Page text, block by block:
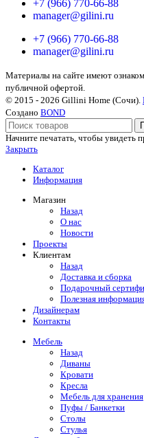
+7 (966) 770-66-88
manager@gilini.ru
+7 (966) 770-66-88
manager@gilini.ru
Материалы на сайте имеют
публичной офертой.
© 2015 - 2026 Gillini Home (Сочи).
Создано BOND
Начните печатать, чтобы увидеть
Закрыть
Каталог
Информация
Магазин
Назад
О нас
Новости
Проекты
Клиентам
Назад
Доставка и сборка
Подарочный
Полезная
Дизайнерам
Контакты
Мебель
Назад
Диваны
Кровати
Кресла
Мебель для хранения
Пуфы / Банкетки
Столы
Стулья